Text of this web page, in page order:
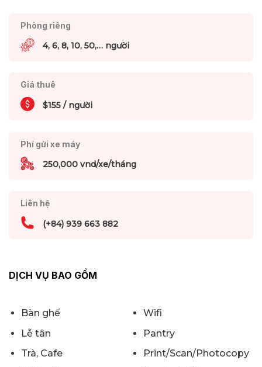
Phòng riêng
4, 6, 8, 10, 50,… người
Giá thuê
$155 / người
Phí gửi xe máy
250,000 vnd/xe/tháng
Liên hệ
(+84) 939 663 882
DỊCH VỤ BAO GỒM
Bàn ghế
Wifi
Lễ tân
Pantry
Trà, Cafe
Print/Scan/Photocopy